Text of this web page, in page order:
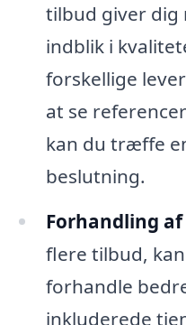
tilbud giver dig
indblik i
forskellige
at se
kan du træffe
beslutning.
Forhandling
flere tilbud,
forhandle
inkluderede